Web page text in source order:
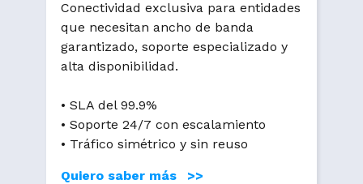
Conectividad exclusiva para entidades
que necesitan ancho de banda
garantizado, soporte especializado y
alta disponibilidad.
• SLA del 99.9%
• Soporte 24/7 con escalamiento
• Tráfico simétrico y sin reuso
Quiero saber más >>